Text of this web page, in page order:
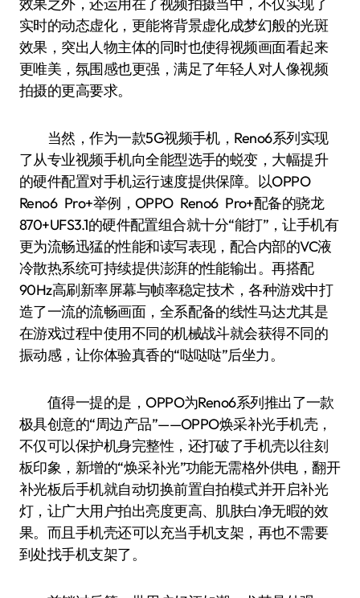
实时的动态虚化，更能将背景虚化成梦幻般的光斑
效果，突出人物主体的同时也使得视频画面看起来
更唯美，氛围感也更强，满足了年轻人对人像视频
拍摄的更高要求。
当然，作为一款5G视频手机，Reno6系列实现
了从专业视频手机向全能型选手的蜕变，大幅提升
的硬件配置对手机运行速度提供保障。以OPPO
Reno6 Pro+举例，OPPO Reno6 Pro+配备的骁龙
870+UFS3.1的硬件配置组合就十分“能打”，让手机有
更为流畅迅猛的性能和读写表现，配合内部的VC液
冷散热系统可持续提供澎湃的性能输出。再搭配
90Hz高刷新率屏幕与帧率稳定技术，各种游戏中打
造了一流的流畅画面，全系配备的线性马达尤其是
在游戏过程中使用不同的机械战斗就会获得不同的
振动感，让你体验真香的“哒哒哒”后坐力。
值得一提的是，OPPO为Reno6系列推出了一款
极具创意的“周边产品”——OPPO焕采补光手机壳，
不仅可以保护机身完整性，还打破了手机壳以往刻
板印象，新增的“焕采补光”功能无需格外供电，翻开
补光板后手机就自动切换前置自拍模式并开启补光
灯，让广大用户拍出亮度更高、肌肤白净无暇的效
果。而且手机壳还可以充当手机支架，再也不需要
到处找手机支架了。